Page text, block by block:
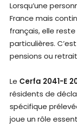
Lorsqu’une
France mais
français, elle
particulières.
pensions ou
Le Cerfa 2041-E
résidents de
spécifique
joue un rôle